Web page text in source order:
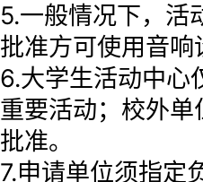
5.一般情况下，活
批准方可使用音响
6.大学生活动中心
重要活动；校外
批准。
7.申请单位须指定